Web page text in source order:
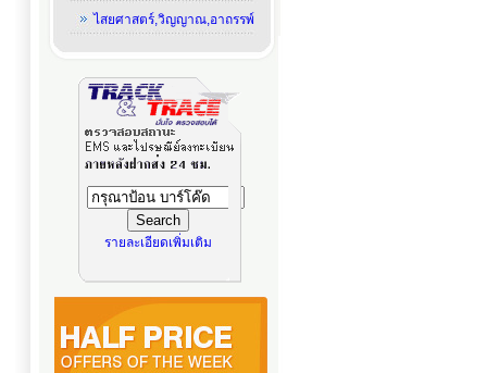
ไสยศาสตร์,วิญญาณ,อาถรรพ์
รายละเอียดเพิ่มเติม